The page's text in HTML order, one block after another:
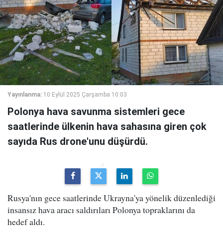
Yayınlanma: 10 Eylül 2025 Çarşamba 10:03
Polonya hava savunma sistemleri gece
saatlerinde ülkenin hava sahasına giren çok
sayıda Rus drone'unu düşürdü.
Rusya'nın gece saatlerinde Ukrayna'ya yönelik düzenlediği
insansız hava aracı saldırıları Polonya topraklarını da
hedef aldı.